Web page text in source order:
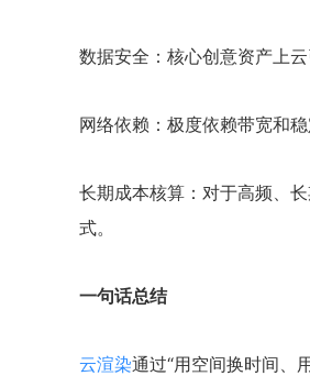
数据安全：核心创意资产上
网络依赖：极度依赖带宽和
长期成本核算：对于高频、
式。
一句话总结
云渲染通过“用空间换时间、